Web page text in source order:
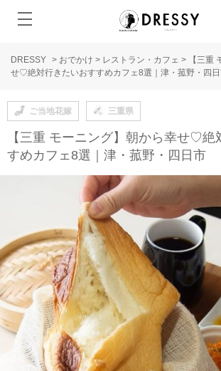
DRESSY > おでかけ > レストラン・カフェ >
【三重
せ♡絶対行きたいおすすめカフェ8選｜津・菰野・四
ご当地花嫁 三重県
【三重 モーニング】朝から幸せ♡絶
すめカフェ8選｜津・菰野・四日市